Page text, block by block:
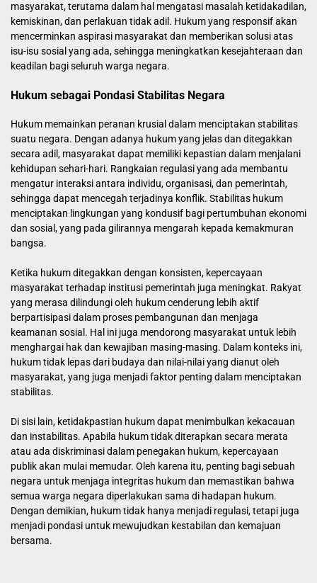
masyarakat, terutama dalam hal mengatasi masalah ketidakadilan,
kemiskinan, dan perlakuan tidak adil. Hukum yang responsif akan
mencerminkan aspirasi masyarakat dan memberikan solusi atas
isu-isu sosial yang ada, sehingga meningkatkan kesejahteraan dan
keadilan bagi seluruh warga negara.
Hukum sebagai Pondasi Stabilitas Negara
Hukum memainkan peranan krusial dalam menciptakan stabilitas
suatu negara. Dengan adanya hukum yang jelas dan ditegakkan
secara adil, masyarakat dapat memiliki kepastian dalam menjalani
kehidupan sehari-hari. Rangkaian regulasi yang ada membantu
mengatur interaksi antara individu, organisasi, dan pemerintah,
sehingga dapat mencegah terjadinya konflik. Stabilitas hukum
menciptakan lingkungan yang kondusif bagi pertumbuhan ekonomi
dan sosial, yang pada gilirannya mengarah kepada kemakmuran
bangsa.
Ketika hukum ditegakkan dengan konsisten, kepercayaan
masyarakat terhadap institusi pemerintah juga meningkat. Rakyat
yang merasa dilindungi oleh hukum cenderung lebih aktif
berpartisipasi dalam proses pembangunan dan menjaga
keamanan sosial. Hal ini juga mendorong masyarakat untuk lebih
menghargai hak dan kewajiban masing-masing. Dalam konteks ini,
hukum tidak lepas dari budaya dan nilai-nilai yang dianut oleh
masyarakat, yang juga menjadi faktor penting dalam menciptakan
stabilitas.
Di sisi lain, ketidakpastian hukum dapat menimbulkan kekacauan
dan instabilitas. Apabila hukum tidak diterapkan secara merata
atau ada diskriminasi dalam penegakan hukum, kepercayaan
publik akan mulai memudar. Oleh karena itu, penting bagi sebuah
negara untuk menjaga integritas hukum dan memastikan bahwa
semua warga negara diperlakukan sama di hadapan hukum.
Dengan demikian, hukum tidak hanya menjadi regulasi, tetapi juga
menjadi pondasi untuk mewujudkan kestabilan dan kemajuan
bersama.